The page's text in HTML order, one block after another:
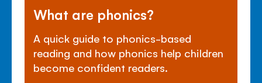
What are phonics?
A quick guide to phonics-based
reading and how phonics help children
become confident readers.